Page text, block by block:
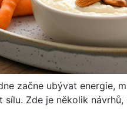
začne ubývat energie,
sílu. Zde je několik